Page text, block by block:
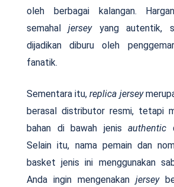
oleh berbagai kalangan.
semahaljersey yang autentik,
dijadikan diburu oleh
fanatik.
Sementara itu,replica jersey
berasal distributor resmi, tetapi
bahan di bawah jenis authentic
Selain itu, nama pemain dan
basket jenis ini menggunakan
Anda ingin mengenakan jersey